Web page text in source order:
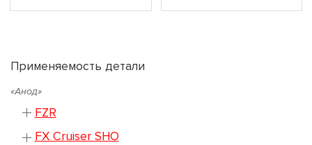
Применяемость детали
«Анод»
FZR
FX Cruiser SHO